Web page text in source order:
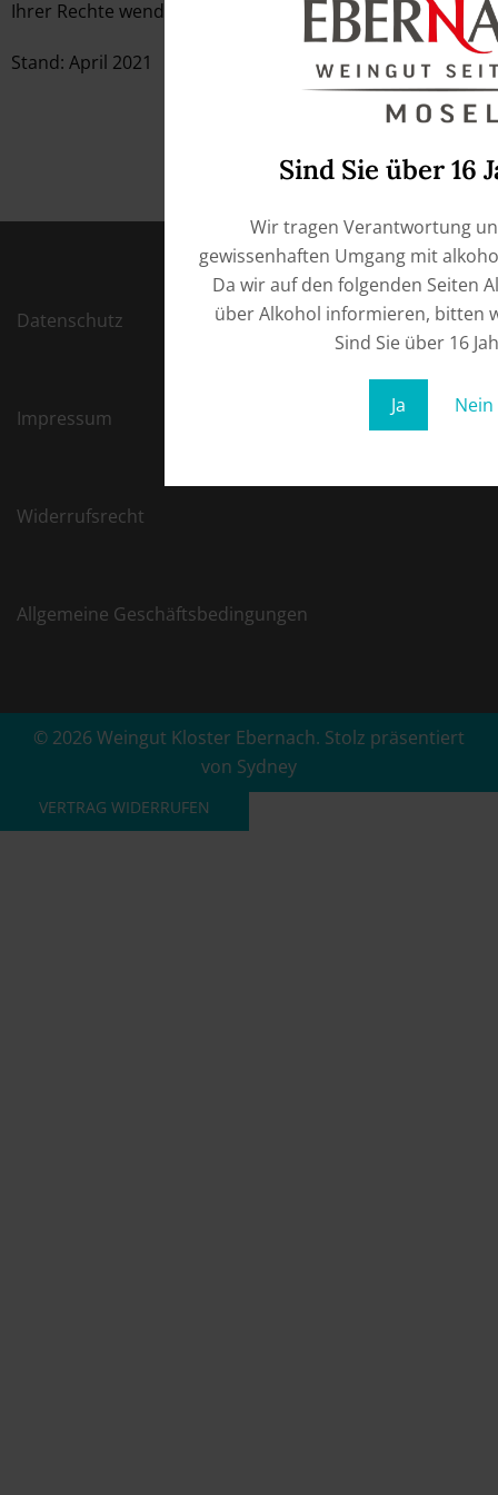
Sind Sie über 16
Wir tragen Verantwortung
gewissenhaften Umgang mit
Da wir auf den folgenden Seiten
über Alkohol informieren, bitten
Sind Sie über 16
Ja Nein
Ihrer Rechte wenden Sie sich bitte
info@weingut-
Stand: April 2021
Datenschutz
Impressum
Widerrufsrecht
Allgemeine Geschäftsbedingungen
© 2026 Weingut Kloster Ebernach. Stolz präsentiert
von Sydney
VERTRAG WIDERRUFEN